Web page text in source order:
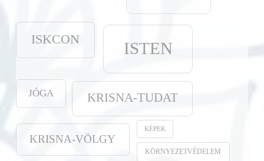
ISKCON ISTEN
JÓGA KRISNA-TUDAT
KRISNA-VÖLGY
KÉPEK
KÖRNYEZETVÉDELEM